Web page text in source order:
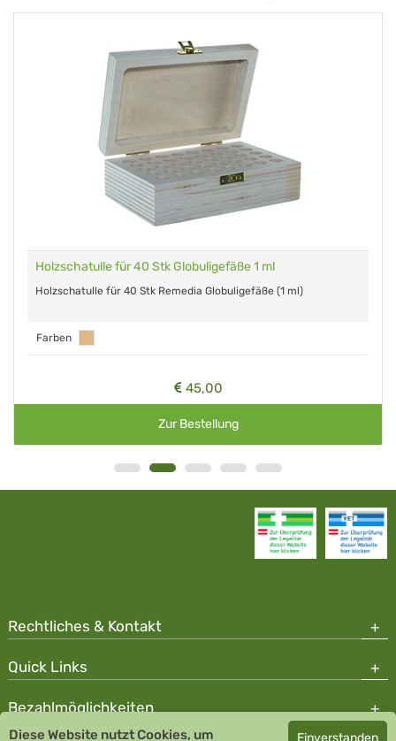
Holzschatulle für 40 Stk Globuligefäße 1 ml
Holzschatulle für 40 Stk Remedia Globuligefäße (1 ml)
Farben
45,00
Zur Bestellung
Rechtliches & Kontakt
Quick Links
Bezahlmöglichkeiten
Diese Website nutzt Cookies, um Einverstanden